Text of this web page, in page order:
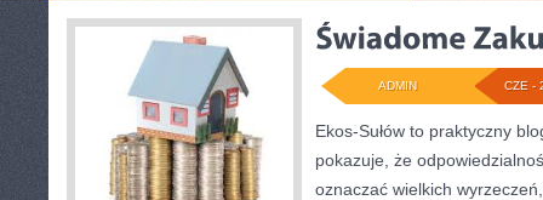
CZE -
ADMIN
Ekos-Sułów to praktyczny
pokazuje, że
oznaczać wielkich